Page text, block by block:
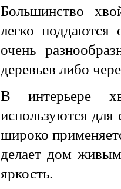
Большинство
легко поддаются
очень
деревьев либо
В интерьере
используются
широко
делает дом
яркость.